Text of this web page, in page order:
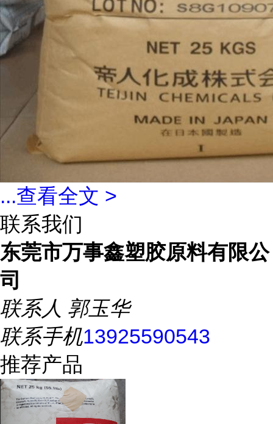
...查看全文 >
联系我们
东莞市万事鑫塑胶原料有限公
司
联系人 郭玉华
联系手机13925590543
推荐产品